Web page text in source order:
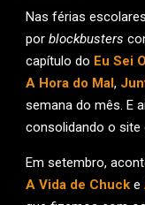
Nas férias
por blockbusters
capítulo do Eu Sei
A Hora do Mal,
semana do mês. E
consolidando o site
Em setembro,
A Vida de Chuck e